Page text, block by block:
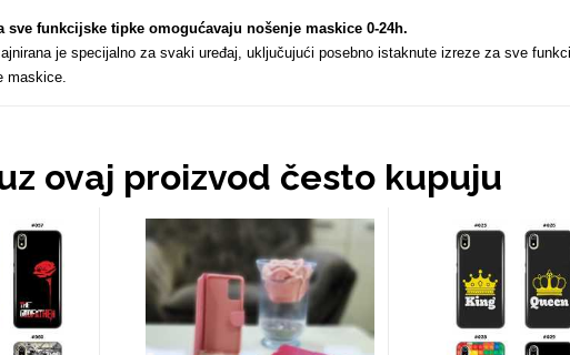
sve funkcijske tipke omogućavaju nošenje maskice 0-24h.
je specijalno za svaki uređaj, uključujući posebno istaknute izreze za sve
maskice.
ovaj proizvod često kupuju